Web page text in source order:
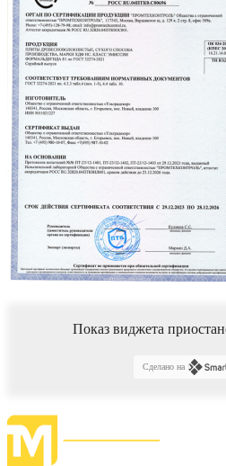
Показ виджета
Сделано на